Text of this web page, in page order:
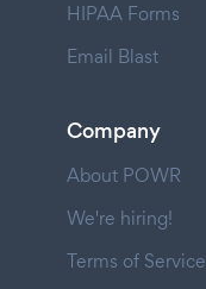
HIPAA Forms
Email Blast
Company
About POWR
We're hiring!
Terms of Service